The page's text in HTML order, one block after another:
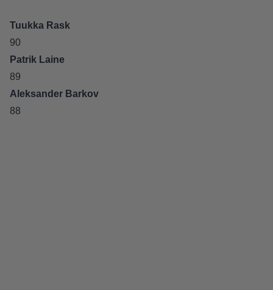
Tuukka Rask
90
Patrik Laine
89
Aleksander Barkov
88